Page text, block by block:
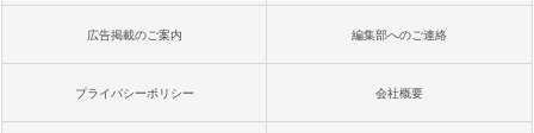
広告掲載のご案内 編集部へのご連絡
プライバシーポリシー 会社概要